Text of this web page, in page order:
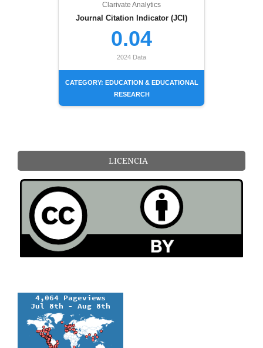
Clarivate Analytics
Journal Citation Indicator (JCI)
0.04
2024 Data
CATEGORY: EDUCATION & EDUCATIONAL
RESEARCH
LICENCIA